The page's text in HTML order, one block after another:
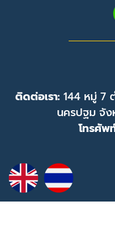
ติดต่อเรา: 144 หมู่ 7
นครปฐม จั
โทรศัพ